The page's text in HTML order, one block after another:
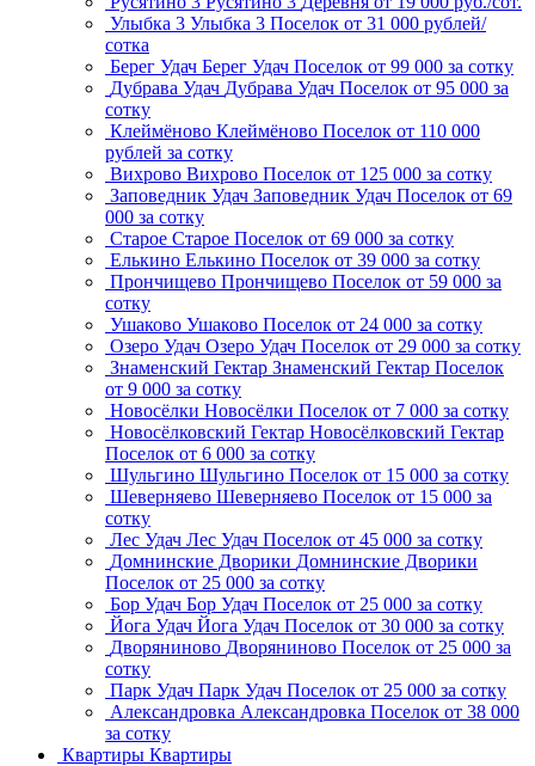
Улыбка 3 Улыбка 3 Поселок от 31 000 рублей/
сотка
Берег Удач Берег Удач Поселок от 99 000 за сотку
Дубрава Удач Дубрава Удач Поселок от 95 000 за
сотку
Клеймёново Клеймёново Поселок от 110 000
рублей за сотку
Вихрово Вихрово Поселок от 125 000 за сотку
Заповедник Удач Заповедник Удач Поселок от 69
000 за сотку
Старое Старое Поселок от 69 000 за сотку
Елькино Елькино Поселок от 39 000 за сотку
Прончищево Прончищево Поселок от 59 000 за
сотку
Ушаково Ушаково Поселок от 24 000 за сотку
Озеро Удач Озеро Удач Поселок от 29 000 за сотку
Знаменский Гектар Знаменский Гектар Поселок
от 9 000 за сотку
Новосёлки Новосёлки Поселок от 7 000 за сотку
Новосёлковский Гектар Новосёлковский Гектар
Поселок от 6 000 за сотку
Шульгино Шульгино Поселок от 15 000 за сотку
Шеверняево Шеверняево Поселок от 15 000 за
сотку
Лес Удач Лес Удач Поселок от 45 000 за сотку
Домнинские Дворики Домнинские Дворики
Поселок от 25 000 за сотку
Бор Удач Бор Удач Поселок от 25 000 за сотку
Йога Удач Йога Удач Поселок от 30 000 за сотку
Дворяниново Дворяниново Поселок от 25 000 за
сотку
Парк Удач Парк Удач Поселок от 25 000 за сотку
Александровка Александровка Поселок от 38 000
за сотку
Квартиры Квартиры